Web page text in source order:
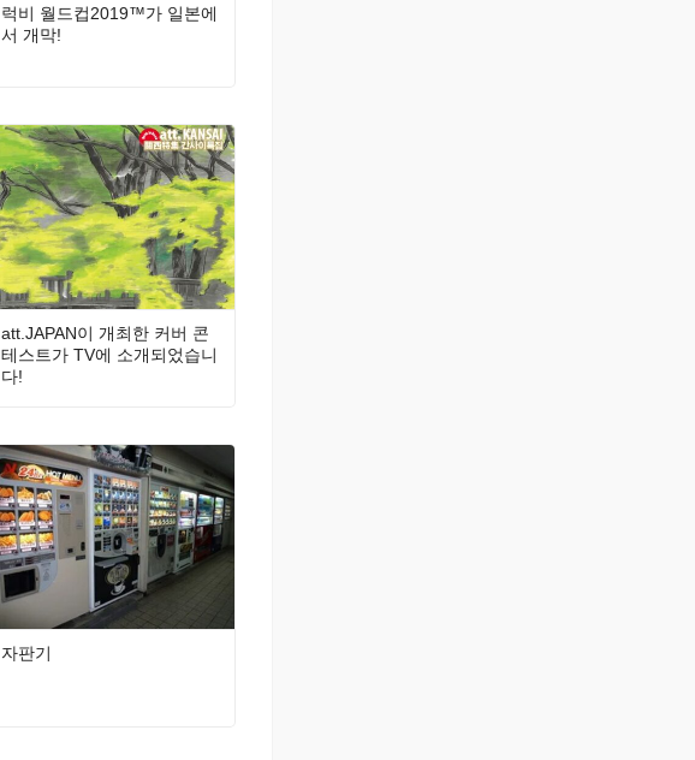
럭비 월드컵2019™가 일본에
서 개막!
att.JAPAN이 개최한 커버 콘
테스트가 TV에 소개되었습니
다!
자판기